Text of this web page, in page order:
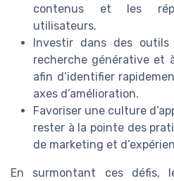
contenus et les
utilisateurs.
Investir dans des outils
recherche générative et
afin d’identifier
axes d’amélioration.
Favoriser une culture
rester à la pointe des
de marketing et
En surmontant ces défis,